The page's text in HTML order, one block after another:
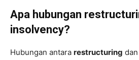
Apa hubungan
insolvency?
Hubungan antara restructuring dan